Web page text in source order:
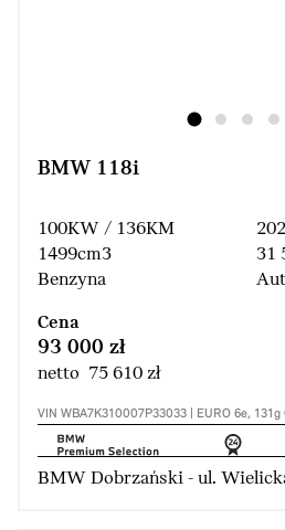
BMW 118i
100KW / 136KM
1499cm3
Benzyna
31
Cena
93 000 zł
netto 75 610 zł
VIN WBA7K310007P33033 | EURO 6e,
BMW Dobrzański - ul.